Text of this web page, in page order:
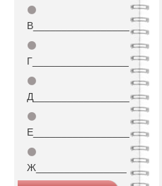
⚫
В_________________
⚫
Г_________________
⚫
Д_________________
⚫
Е_________________
⚫
Ж________________